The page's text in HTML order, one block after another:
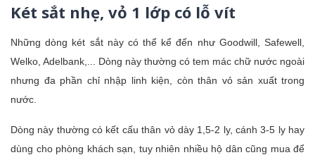
Két sắt nhẹ, vỏ 1 lớp có lỗ vít
Những dòng két sắt này có thể kể đến như Goodwill, Safewell,
Welko, Adelbank,... Dòng này thường có tem mác chữ nước ngoài
nhưng đa phần chỉ nhập linh kiện, còn thân vỏ sản xuất trong
nước.
Dòng này thường có kết cấu thân vỏ dày 1,5-2 ly, cánh 3-5 ly hay
dùng cho phòng khách sạn, tuy nhiên nhiều hộ dân cũng mua để